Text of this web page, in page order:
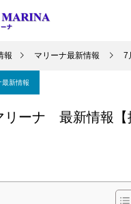
報 マリーナ最新情報 7月
最新情報
ーナ 最新情報【